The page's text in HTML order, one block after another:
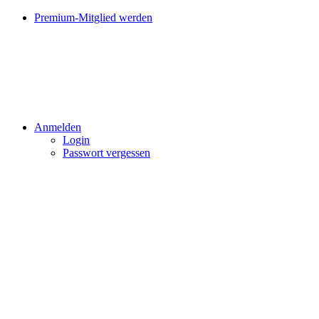
Premium-Mitglied werden
Anmelden
Login
Passwort vergessen